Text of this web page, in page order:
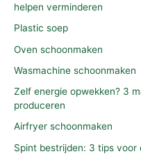
helpen verminderen
Plastic soep
Oven schoonmaken
Wasmachine schoonmaken
Zelf energie opwekken? 3
produceren
Airfryer schoonmaken
Spint bestrijden: 3 tips voor